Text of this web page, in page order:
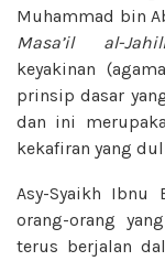
Muhammad bin
Masa’il al-
keyakinan
prinsip dasar
dan ini
kekafiran yang
Asy-Syaikh Ibnu
orang-orang
terus berjalan